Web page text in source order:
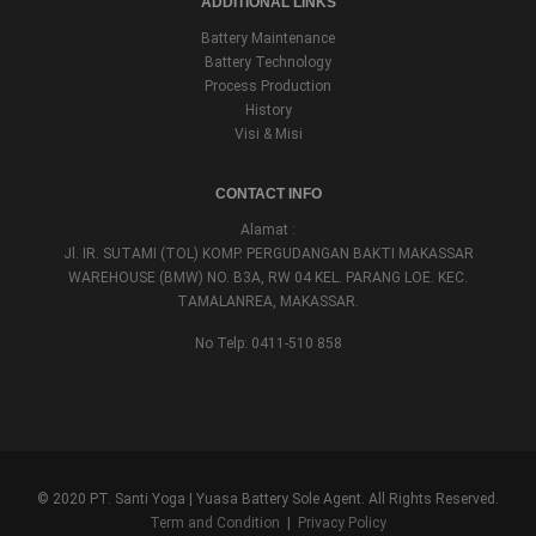
Battery Maintenance
Battery Technology
Process Production
History
Visi & Misi
CONTACT INFO
Alamat :
Jl. IR. SUTAMI (TOL) KOMP. PERGUDANGAN BAKTI MAKASSAR
WAREHOUSE (BMW) NO. B3A, RW 04 KEL. PARANG LOE. KEC.
TAMALANREA, MAKASSAR.
No Telp: 0411-510 858
© 2020 PT. Santi Yoga | Yuasa Battery Sole Agent. All Rights Reserved.
Term and Condition
Privacy Policy